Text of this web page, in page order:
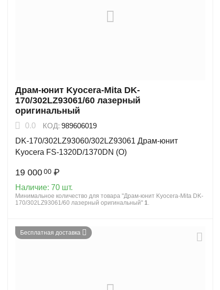
Драм-юнит Kyocera-Mita DK-
170/302LZ93061/60 лазерный
оригинальный
0.0 КОД: 989606019
DK-170/302LZ93060/302LZ93061 Драм-юнит
Kyocera FS-1320D/1370DN (O)
19 000 00 ₽
Наличие: 70 шт.
Минимальное количество для товара "Драм-юнит Kyocera-Mita DK-
170/302LZ93061/60 лазерный оригинальный" 1.
Бесплатная доставка